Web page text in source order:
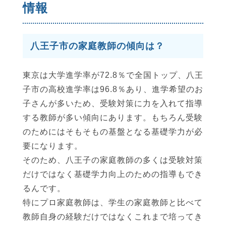
情報
八王子市の家庭教師の傾向は？
東京は大学進学率が72.8％で全国トップ、八王
子市の高校進学率は96.8％あり、進学希望のお
子さんが多いため、受験対策に力を入れて指導
する教師が多い傾向にあります。もちろん受験
のためにはそもそもの基盤となる基礎学力が必
要になります。
そのため、八王子の家庭教師の多くは受験対策
だけではなく基礎学力向上のための指導もでき
るんです。
特にプロ家庭教師は、学生の家庭教師と比べて
教師自身の経験だけではなくこれまで培ってき